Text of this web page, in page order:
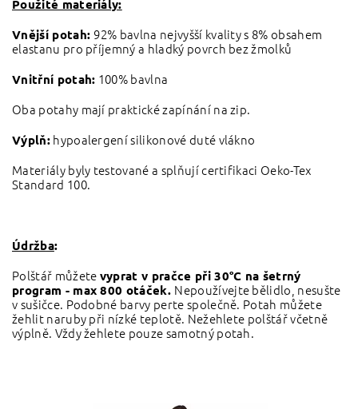
Použité materiály:
Vnější potah: 92% bavlna nejvyšší kvality s 8% obsahem
elastanu pro příjemný a hladký povrch bez žmolků
Vnitřní potah: 100% bavlna
Oba potahy mají praktické zapínání na zip.
Výplň:hypoalergení silikonové duté vlákno
Materiály byly testované a splňují certifikaci Oeko-Tex
Standard 100.
Údržba:
Polštář můžete vyprat v pračce při30°C na šetrný
program - max 800 otáček. Nepoužívejte bělidlo, nesušte
v sušičce. Podobné barvy perte společně. Potah můžete
žehlit naruby při nízké teplotě. Nežehlete polštář včetně
výplně. Vždy žehlete pouze samotný potah.